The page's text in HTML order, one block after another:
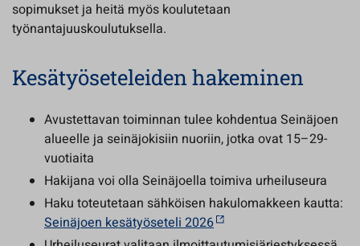
sopimukset ja heitä myös koulutetaan
työnantajuuskoulutuksella.
Kesätyöseteleiden hakeminen
Avustettavan toiminnan tulee kohdentua Seinäjoen
alueelle ja seinäjokisiin nuoriin, jotka ovat 15–29-
vuotiaita
Hakijana voi olla Seinäjoella toimiva urheiluseura
Haku toteutetaan sähköisen hakulomakkeen kautta:
Seinäjoen kesätyöseteli 2026